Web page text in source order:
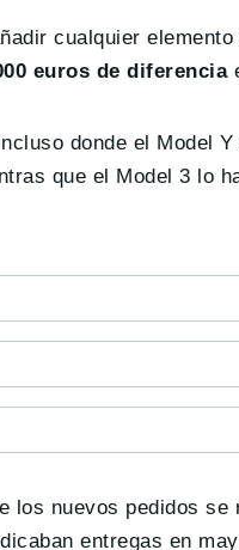
cualquier
euros de diferencia
donde el Model
que el Model 3 lo
nuevos pedidos se
entregas en